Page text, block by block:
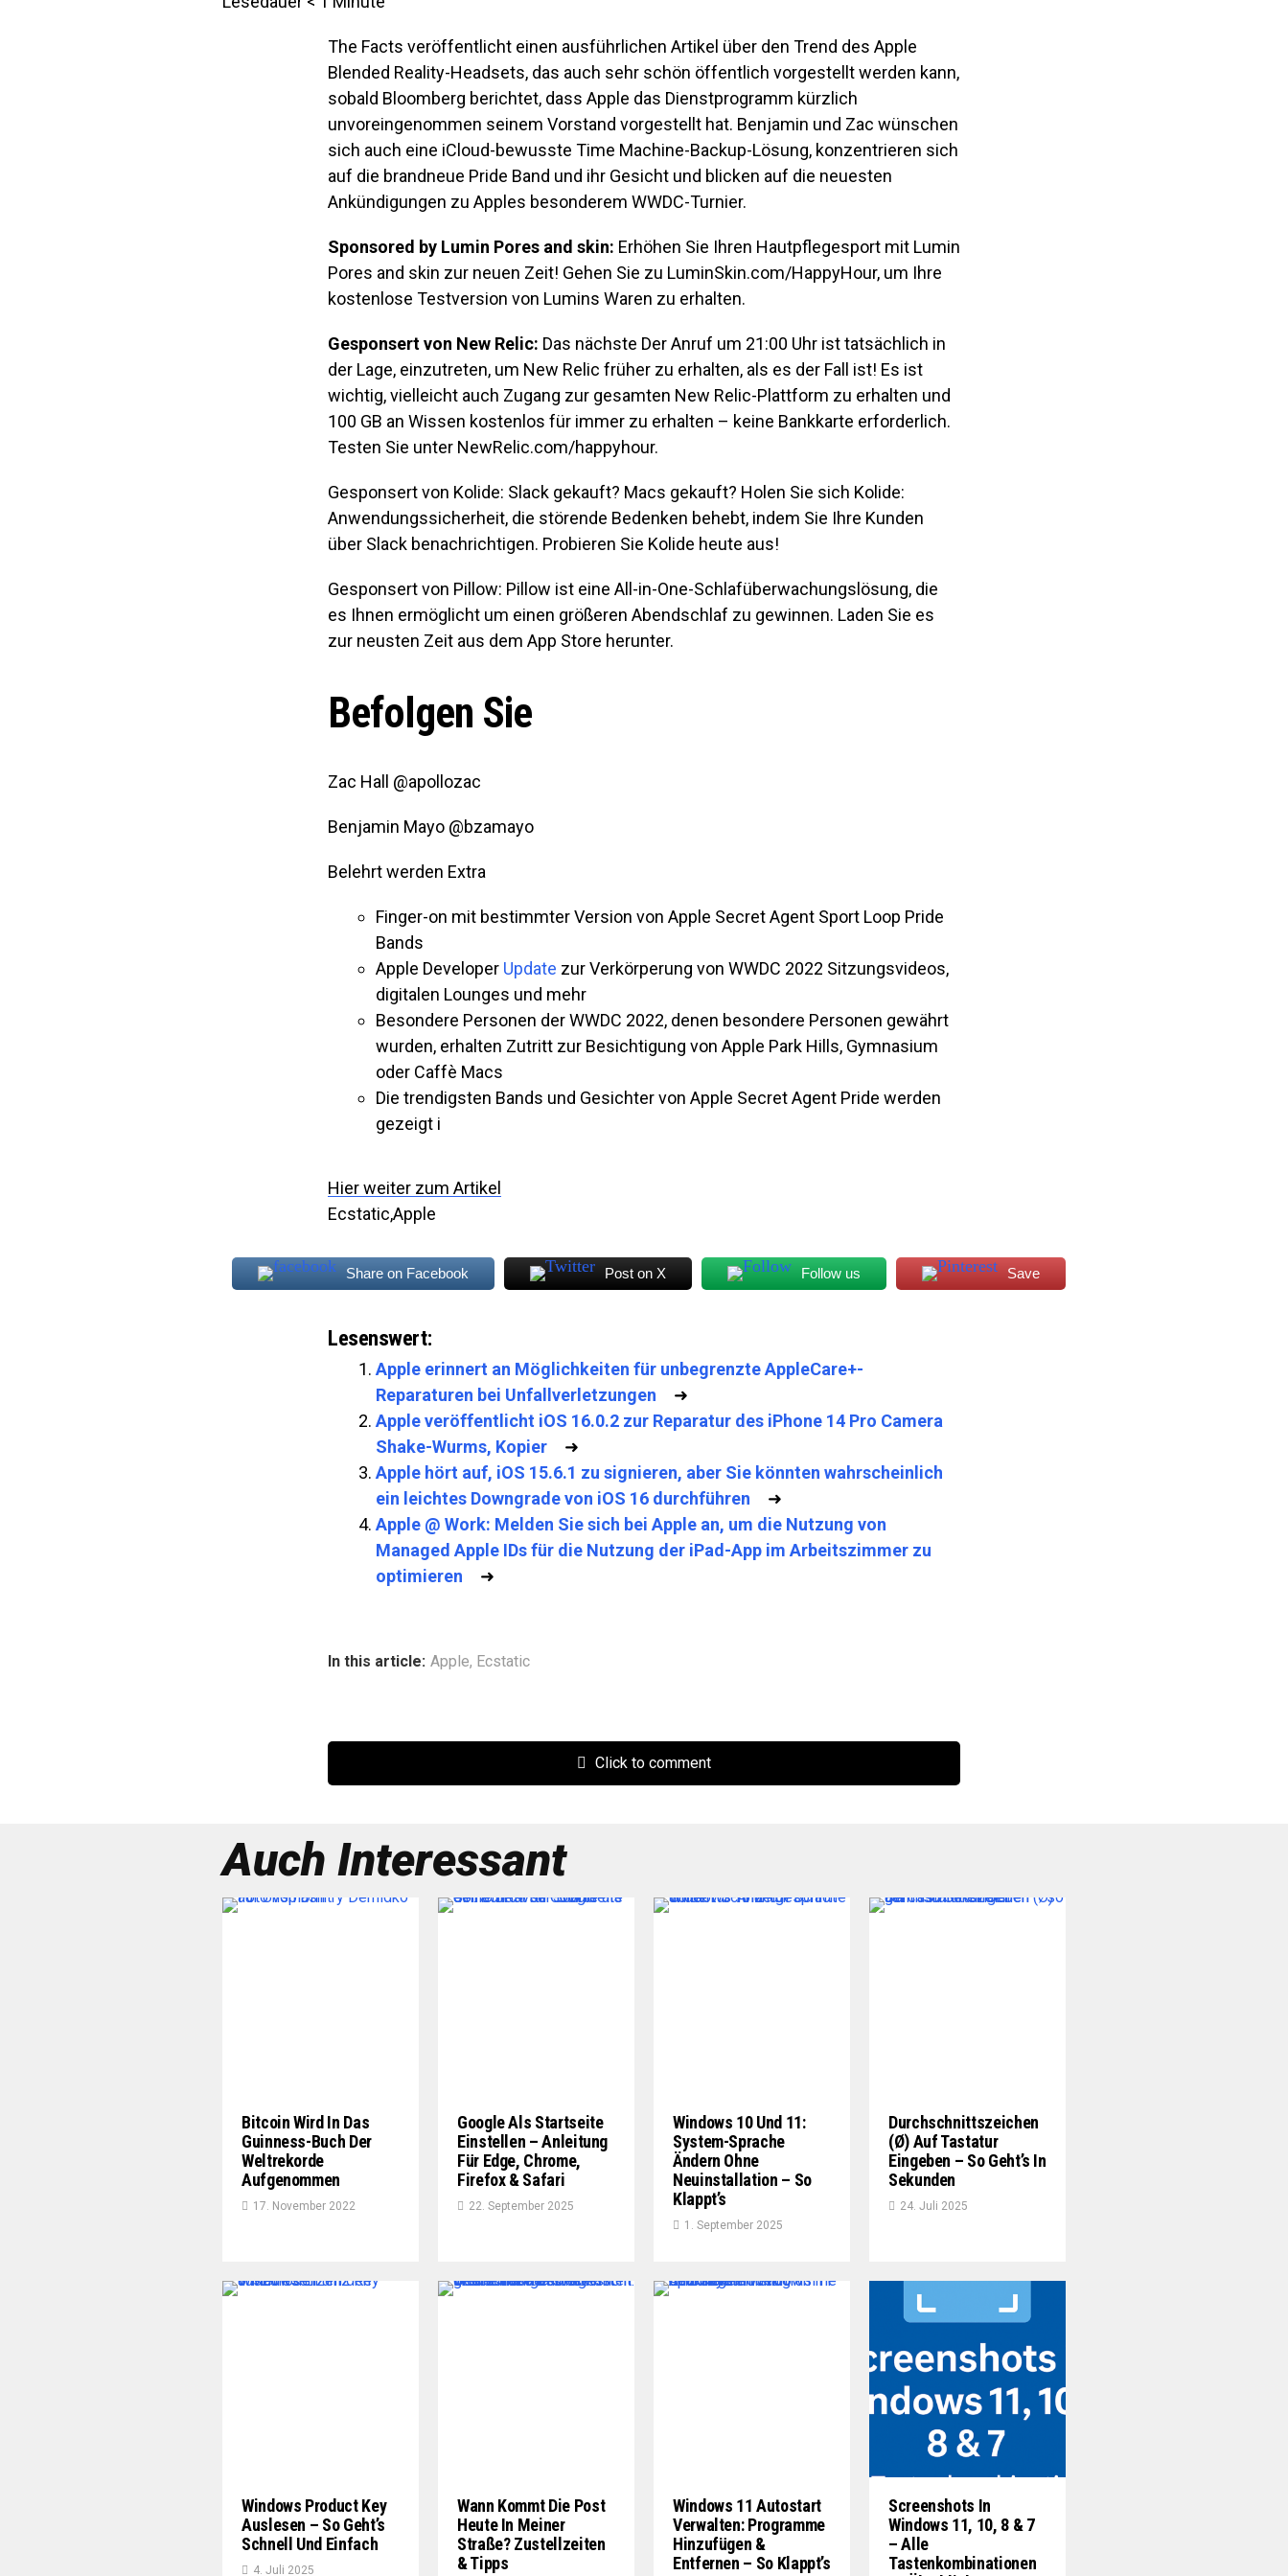
The Facts veröffentlicht einen ausführlichen Artikel über den Trend des Apple
Blended Reality-Headsets, das auch sehr schön öffentlich vorgestellt werden kann,
sobald Bloomberg berichtet, dass Apple das Dienstprogramm kürzlich
unvoreingenommen seinem Vorstand vorgestellt hat. Benjamin und Zac wünschen
sich auch eine iCloud-bewusste Time Machine-Backup-Lösung, konzentrieren sich
auf die brandneue Pride Band und ihr Gesicht und blicken auf die neuesten
Ankündigungen zu Apples besonderem WWDC-Turnier.
Sponsored by Lumin Pores and skin: Erhöhen Sie Ihren Hautpflegesport mit Lumin
Pores and skin zur neuen Zeit! Gehen Sie zu LuminSkin.com/HappyHour, um Ihre
kostenlose Testversion von Lumins Waren zu erhalten.
Gesponsert von New Relic: Das nächste Der Anruf um 21:00 Uhr ist tatsächlich in
der Lage, einzutreten, um New Relic früher zu erhalten, als es der Fall ist! Es ist
wichtig, vielleicht auch Zugang zur gesamten New Relic-Plattform zu erhalten und
100 GB an Wissen kostenlos für immer zu erhalten – keine Bankkarte erforderlich.
Testen Sie unter NewRelic.com/happyhour.
Gesponsert von Kolide: Slack gekauft? Macs gekauft? Holen Sie sich Kolide:
Anwendungssicherheit, die störende Bedenken behebt, indem Sie Ihre Kunden
über Slack benachrichtigen. Probieren Sie Kolide heute aus!
Gesponsert von Pillow: Pillow ist eine All-in-One-Schlafüberwachungslösung, die
es Ihnen ermöglicht um einen größeren Abendschlaf zu gewinnen. Laden Sie es
zur neusten Zeit aus dem App Store herunter.
Befolgen Sie
Zac Hall @apollozac
Benjamin Mayo @bzamayo
Belehrt werden Extra
Finger-on mit bestimmter Version von Apple Secret Agent Sport Loop Pride
Bands
Apple Developer Update zur Verkörperung von WWDC 2022 Sitzungsvideos,
digitalen Lounges und mehr
Besondere Personen der WWDC 2022, denen besondere Personen gewährt
wurden, erhalten Zutritt zur Besichtigung von Apple Park Hills, Gymnasium
oder Caffè Macs
Die trendigsten Bands und Gesichter von Apple Secret Agent Pride werden
gezeigt i
Hier weiter zum Artikel
Ecstatic,Apple
Share on Facebook Post on X Follow us Save
Lesenswert:
Apple erinnert an Möglichkeiten für unbegrenzte AppleCare+-
Reparaturen bei Unfallverletzungen ➜
Apple veröffentlicht iOS 16.0.2 zur Reparatur des iPhone 14 Pro Camera
Shake-Wurms, Kopier ➜
Apple hört auf, iOS 15.6.1 zu signieren, aber Sie könnten wahrscheinlich
ein leichtes Downgrade von iOS 16 durchführen ➜
Apple @ Work: Melden Sie sich bei Apple an, um die Nutzung von
Managed Apple IDs für die Nutzung der iPad-App im Arbeitszimmer zu
optimieren ➜
In this article: Apple, Ecstatic
Click to comment
Auch Interessant
Bitcoin Wird In Das
Guinness-Buch Der
Weltrekorde
Aufgenommen
17. November 2022
Google Als Startseite
Einstellen – Anleitung
Für Edge, Chrome,
Firefox & Safari
22. September 2025
Windows 10 Und 11:
System-Sprache
Ändern Ohne
Neuinstallation – So
Klappt’s
1. September 2025
Durchschnittszeichen
(Ø) Auf Tastatur
Eingeben – So Geht’s In
Sekunden
24. Juli 2025
Windows Product Key
Auslesen – So Geht’s
Schnell Und Einfach
4. Juli 2025
Wann Kommt Die Post
Heute In Meiner
Straße? Zustellzeiten
& Tipps
Windows 11 Autostart
Verwalten: Programme
Hinzufügen &
Entfernen – So Klappt’s
Screenshots In
Windows 11, 10, 8 & 7
– Alle
Tastenkombinationen